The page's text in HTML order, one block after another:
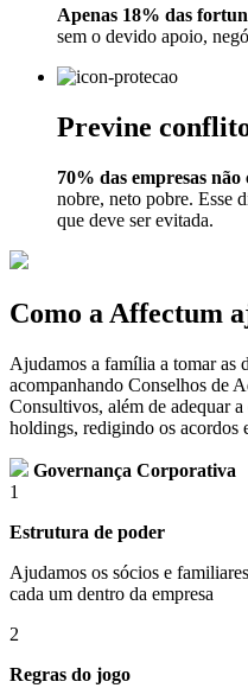
Apenas 18% das
sem o devido apoio,
Previne
70% das empresas não
nobre, neto pobre. Esse
que deve ser evitada.
Como a Affectum
Ajudamos a família a tomar as
acompanhando Conselhos de
Consultivos, além de adequar
holdings, redigindo os acordos
Governança Corporativa
1
Estrutura de poder
Ajudamos os sócios e
cada um dentro da empresa
2
Regras do jogo